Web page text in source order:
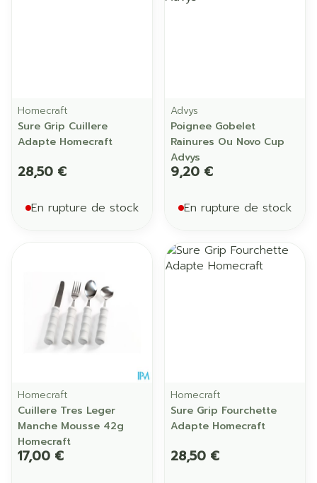
Homecraft
Sure Grip Cuillere
Adapte Homecraft
28,50 €
En rupture de stock
Advys
Poignee Gobelet
Rainures Ou Novo Cup
Advys
9,20 €
En rupture de stock
Homecraft
Cuillere Tres Leger
Manche Mousse 42g
Homecraft
17,00 €
Homecraft
Sure Grip Fourchette
Adapte Homecraft
28,50 €